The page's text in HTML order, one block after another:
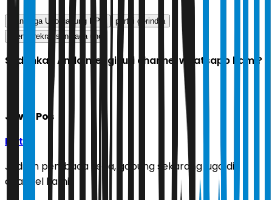
Sandiaga Uno gabung PPP
partai gerindra
menparekraf sandiaga uno
Sudahkah Anda mengikuti channel whatsapp kami?
Jawa Pos
Ikuti
Jadilah pembaca setia, gabung sekarang juga di
channel kami!